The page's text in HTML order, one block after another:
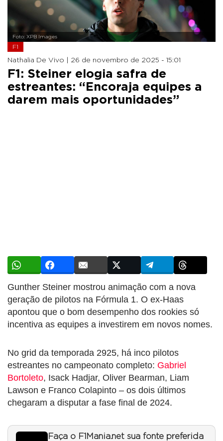
Foto: XPB Images
F1
Nathalia De Vivo | 26 de novembro de 2025 - 15:01
F1: Steiner elogia safra de
estreantes: “Encoraja equipes a
darem mais oportunidades”
Gunther Steiner mostrou animação com a nova
geração de pilotos na Fórmula 1. O ex-Haas
apontou que o bom desempenho dos rookies só
incentiva as equipes a investirem em novos nomes.
No grid da temporada 2925, há inco pilotos
estreantes no campeonato completo: Gabriel
Bortoleto, Isack Hadjar, Oliver Bearman, Liam
Lawson e Franco Colapinto – os dois últimos
chegaram a disputar a fase final de 2024.
Faça o F1Mania.net sua fonte preferida